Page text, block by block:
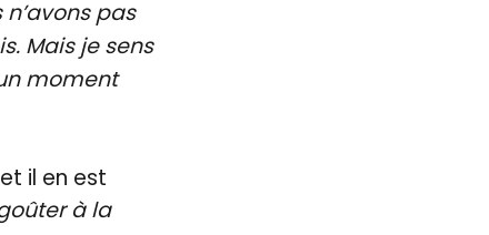
pas
Mais je sens
moment
il en est
à la